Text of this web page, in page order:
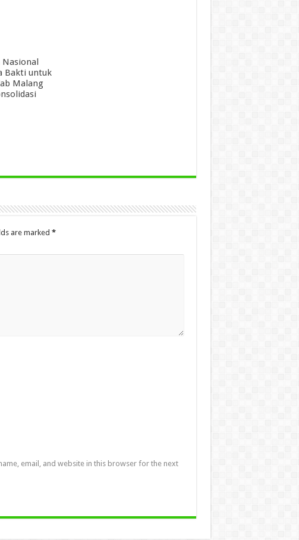
Nasional
Bakti untuk
Malang
are marked *
email, and website in this browser for the next